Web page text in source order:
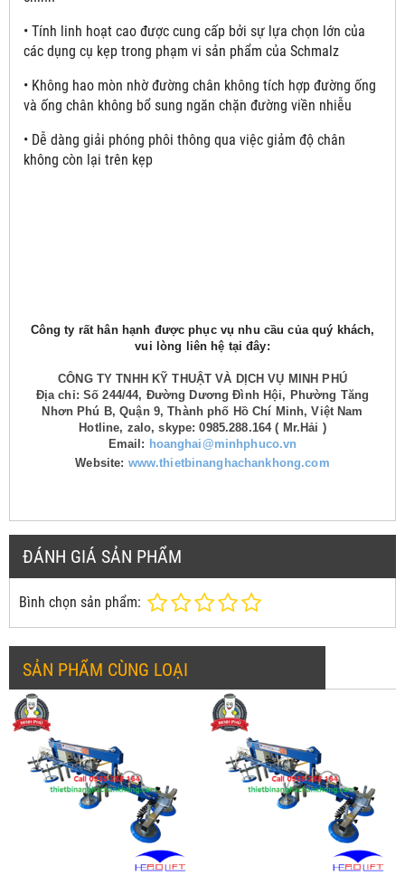
• Tính linh hoạt cao được cung cấp bởi sự lựa chọn lớn của
các dụng cụ kẹp trong phạm vi sản phẩm của Schmalz
• Không hao mòn nhờ đường chân không tích hợp đường ống
và ống chân không bổ sung ngăn chặn đường viền nhiễu
• Dễ dàng giải phóng phôi thông qua việc giảm độ chân
không còn lại trên kẹp
Công ty rất hân hạnh được phục vụ nhu cầu của quý khách,
vui lòng liên hệ tại đây:
CÔNG TY TNHH KỸ THUẬT VÀ DỊCH VỤ MINH PHÚ
Địa chỉ: Số 244/44, Đường Dương Đình Hội, Phường Tăng
Nhơn Phú B, Quận 9, Thành phố Hồ Chí Minh, Việt Nam
Hotline, zalo, skype: 0985.288.164 ( Mr.Hải )
Email: hoanghai@minhphuco.vn
Website: www.thietbinanghachankhong.com
ĐÁNH GIÁ SẢN PHẨM
Bình chọn sản phẩm:
SẢN PHẨM CÙNG LOẠI